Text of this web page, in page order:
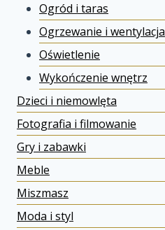
Ogród i taras
Ogrzewanie i wentylacja
Oświetlenie
Wykończenie wnętrz
Dzieci i niemowlęta
Fotografia i filmowanie
Gry i zabawki
Meble
Miszmasz
Moda i styl